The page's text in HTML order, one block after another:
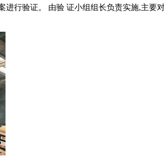
行验证。 由验 证小组组长负责实施,主要